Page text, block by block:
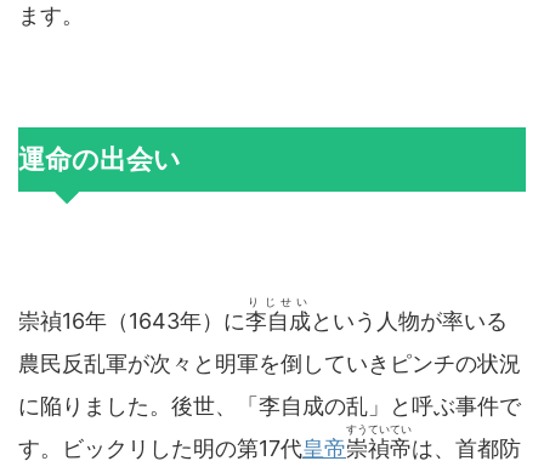
ます。
運命の出会い
崇禎16年（1643年）に李自成
りじせい
という人物が率いる
農民反乱軍が次々と明軍を倒していきピンチの状況
に陥りました。後世、「李自成の乱」と呼ぶ事件で
す。ビックリした明の第17代皇帝崇禎帝
すうていてい
は、首都防